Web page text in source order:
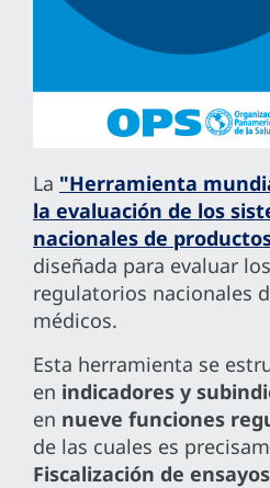
La "Herramienta
la evaluación de los
nacionales de
diseñada para evaluar
regulatorios nacionales
médicos.
Esta herramienta se
en indicadores y
en nueve funciones
de las cuales es
Fiscalización de